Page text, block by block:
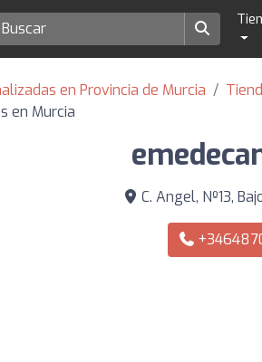
en Provincia de Murcia
en Murcia
C. Angel, Nº13,